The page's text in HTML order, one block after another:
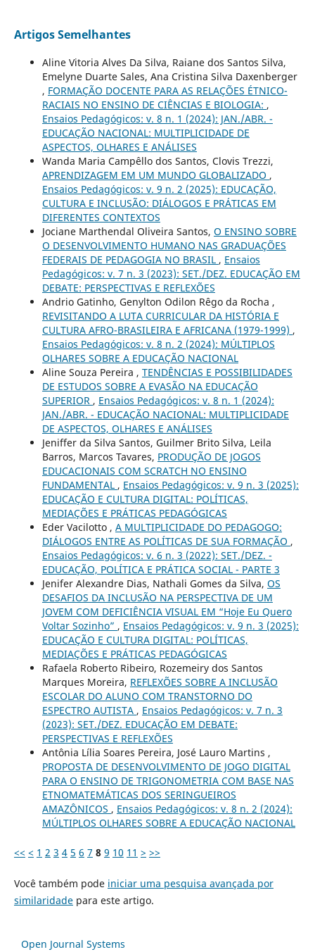
Artigos Semelhantes
Aline Vitoria Alves Da Silva, Raiane dos Santos Silva,
Emelyne Duarte Sales, Ana Cristina Silva Daxenberger
, FORMAÇÃO DOCENTE PARA AS RELAÇÕES ÉTNICO-
RACIAIS NO ENSINO DE CIÊNCIAS E BIOLOGIA: ,
Ensaios Pedagógicos: v. 8 n. 1 (2024): JAN./ABR. -
EDUCAÇÃO NACIONAL: MULTIPLICIDADE DE
ASPECTOS, OLHARES E ANÁLISES
Wanda Maria Campêllo dos Santos, Clovis Trezzi,
APRENDIZAGEM EM UM MUNDO GLOBALIZADO ,
Ensaios Pedagógicos: v. 9 n. 2 (2025): EDUCAÇÃO,
CULTURA E INCLUSÃO: DIÁLOGOS E PRÁTICAS EM
DIFERENTES CONTEXTOS
Jociane Marthendal Oliveira Santos, O ENSINO SOBRE
O DESENVOLVIMENTO HUMANO NAS GRADUAÇÕES
FEDERAIS DE PEDAGOGIA NO BRASIL , Ensaios
Pedagógicos: v. 7 n. 3 (2023): SET./DEZ. EDUCAÇÃO EM
DEBATE: PERSPECTIVAS E REFLEXÕES
Andrio Gatinho, Genylton Odilon Rêgo da Rocha ,
REVISITANDO A LUTA CURRICULAR DA HISTÓRIA E
CULTURA AFRO-BRASILEIRA E AFRICANA (1979-1999) ,
Ensaios Pedagógicos: v. 8 n. 2 (2024): MÚLTIPLOS
OLHARES SOBRE A EDUCAÇÃO NACIONAL
Aline Souza Pereira , TENDÊNCIAS E POSSIBILIDADES
DE ESTUDOS SOBRE A EVASÃO NA EDUCAÇÃO
SUPERIOR , Ensaios Pedagógicos: v. 8 n. 1 (2024):
JAN./ABR. - EDUCAÇÃO NACIONAL: MULTIPLICIDADE
DE ASPECTOS, OLHARES E ANÁLISES
Jeniffer da Silva Santos, Guilmer Brito Silva, Leila
Barros, Marcos Tavares, PRODUÇÃO DE JOGOS
EDUCACIONAIS COM SCRATCH NO ENSINO
FUNDAMENTAL , Ensaios Pedagógicos: v. 9 n. 3 (2025):
EDUCAÇÃO E CULTURA DIGITAL: POLÍTICAS,
MEDIAÇÕES E PRÁTICAS PEDAGÓGICAS
Eder Vacilotto , A MULTIPLICIDADE DO PEDAGOGO:
DIÁLOGOS ENTRE AS POLÍTICAS DE SUA FORMAÇÃO ,
Ensaios Pedagógicos: v. 6 n. 3 (2022): SET./DEZ. -
EDUCAÇÃO, POLÍTICA E PRÁTICA SOCIAL - PARTE 3
Jenifer Alexandre Dias, Nathali Gomes da Silva, OS
DESAFIOS DA INCLUSÃO NA PERSPECTIVA DE UM
JOVEM COM DEFICIÊNCIA VISUAL EM “Hoje Eu Quero
Voltar Sozinho” , Ensaios Pedagógicos: v. 9 n. 3 (2025):
EDUCAÇÃO E CULTURA DIGITAL: POLÍTICAS,
MEDIAÇÕES E PRÁTICAS PEDAGÓGICAS
Rafaela Roberto Ribeiro, Rozemeiry dos Santos
Marques Moreira, REFLEXÕES SOBRE A INCLUSÃO
ESCOLAR DO ALUNO COM TRANSTORNO DO
ESPECTRO AUTISTA , Ensaios Pedagógicos: v. 7 n. 3
(2023): SET./DEZ. EDUCAÇÃO EM DEBATE:
PERSPECTIVAS E REFLEXÕES
Antônia Lília Soares Pereira, José Lauro Martins ,
PROPOSTA DE DESENVOLVIMENTO DE JOGO DIGITAL
PARA O ENSINO DE TRIGONOMETRIA COM BASE NAS
ETNOMATEMÁTICAS DOS SERINGUEIROS
AMAZÔNICOS , Ensaios Pedagógicos: v. 8 n. 2 (2024):
MÚLTIPLOS OLHARES SOBRE A EDUCAÇÃO NACIONAL
<< < 1 2 3 4 5 6 7 8 9 10 11 > >>
Você também pode iniciar uma pesquisa avançada por
similaridadepara este artigo.
Open Journal Systems